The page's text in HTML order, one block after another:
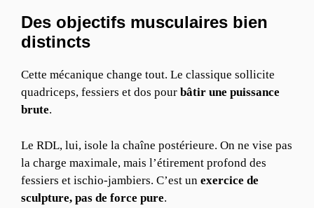
Des objectifs musculaires bien
distincts
Cette mécanique change tout. Le classique sollicite
quadriceps, fessiers et dos pour bâtir une puissance
brute.
Le RDL, lui, isole la chaîne postérieure. On ne vise pas
la charge maximale, mais l’étirement profond des
fessiers et ischio-jambiers. C’est un exercice de
sculpture, pas de force pure.